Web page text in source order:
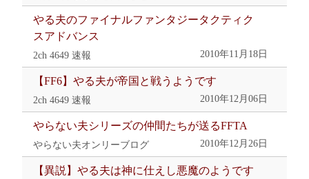
やる夫のファイナルファンタジータクティク
スアドバンス
2ch 4649 速報 2010年11月18日
【FF6】やる夫が帝国と戦うようです
2ch 4649 速報 2010年12月06日
やらない夫シリーズの仲間たちが送るFFTA
やらない夫オンリーブログ 2010年12月26日
【異説】やる夫は神に仕えし悪魔のようです